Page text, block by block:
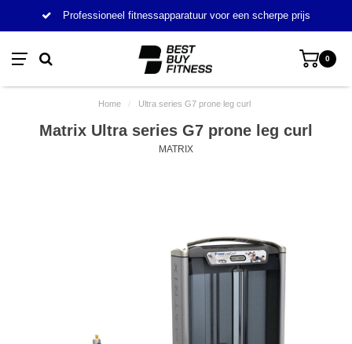
Professioneel fitnessapparatuur voor een scherpe prijs
0
Home / Ultra series G7 prone leg curl
Matrix Ultra series G7 prone leg curl
MATRIX